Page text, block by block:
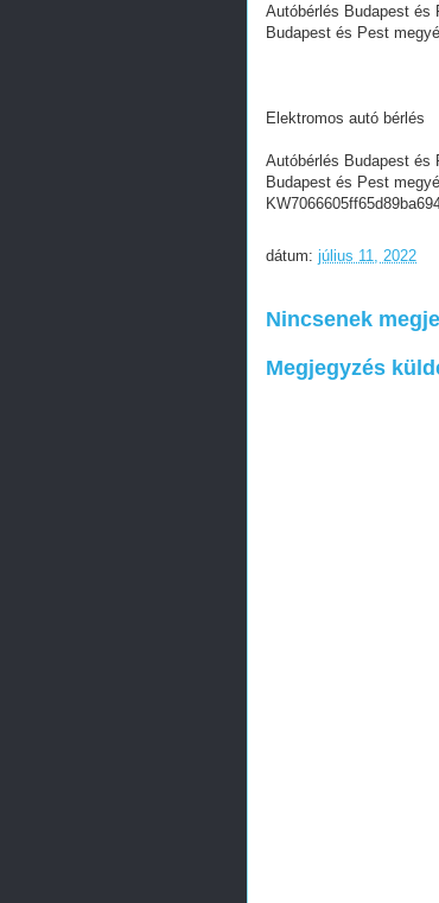
Autóbérlés Budapest és
Budapest és Pest
Elektromos autó bérlés
Autóbérlés Budapest és
Budapest és Pest
dátum: július 11, 2022
Nincsenek
Megjegyzés